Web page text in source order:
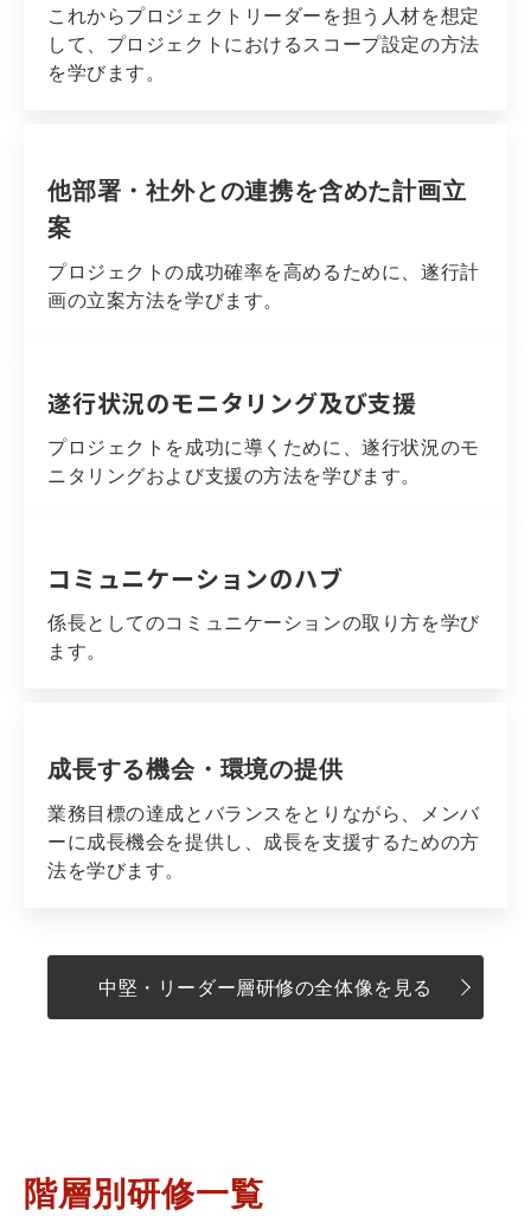
これからプロジェクトリーダーを担う人材を想定
して、プロジェクトにおけるスコープ設定の方法
を学びます。
他部署・社外との連携を含めた計画立
案
プロジェクトの成功確率を高めるために、遂行計
画の立案方法を学びます。
遂行状況のモニタリング及び支援
プロジェクトを成功に導くために、遂行状況のモ
ニタリングおよび支援の方法を学びます。
コミュニケーションのハブ
係長としてのコミュニケーションの取り方を学び
ます。
成長する機会・環境の提供
業務目標の達成とバランスをとりながら、メンバ
ーに成長機会を提供し、成長を支援するための方
法を学びます。
中堅・リーダー層研修の全体像を見る
階層別研修一覧